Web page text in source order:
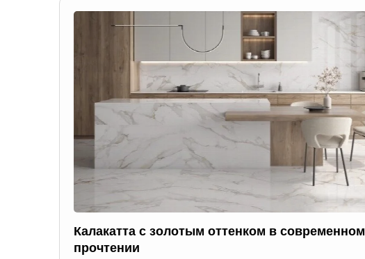
Калакатта с золотым оттенком в современном
прочтении